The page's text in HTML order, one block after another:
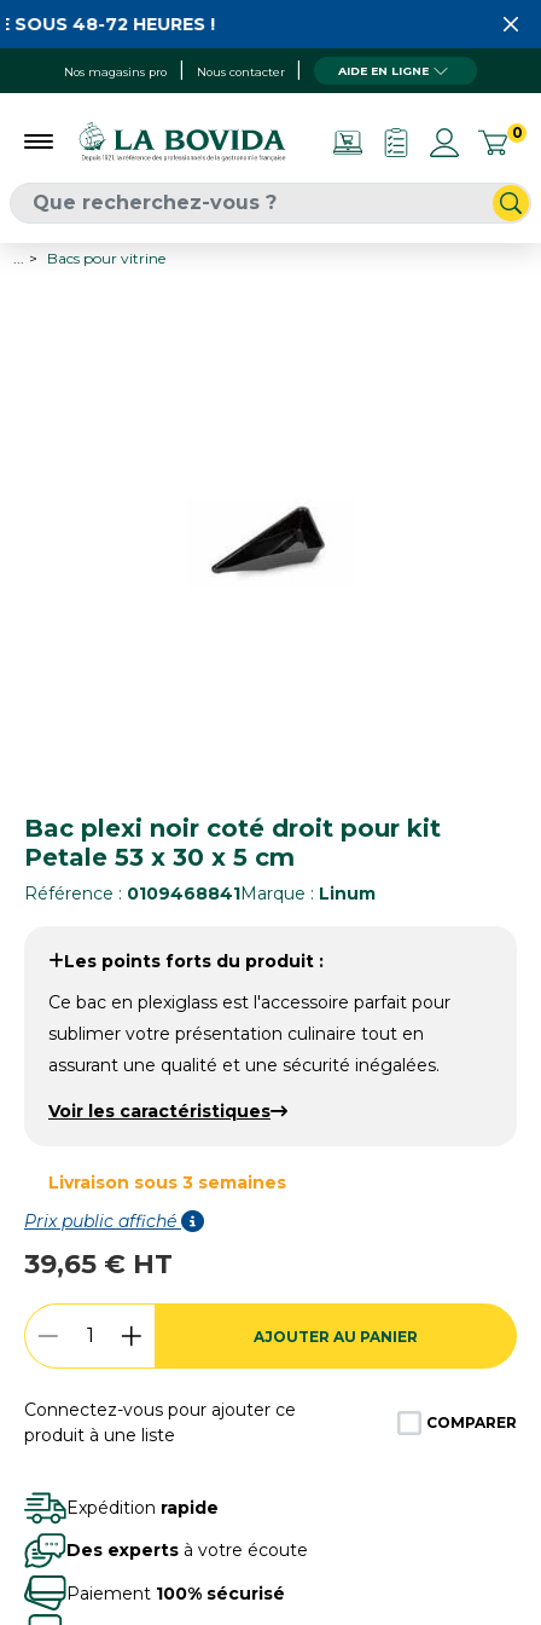
Nos magasins pro Nous contacter AIDE EN LIGNE
0
48-72 HEURES !
Bacs pour vitrine
Bac plexi noir coté droit pour kit
Petale 53 x 30 x 5 cm
Référence : 0109468841Marque : Linum
Les points forts du produit :
Ce bac en plexiglass est l'accessoire parfait pour
sublimer votre présentation culinaire tout en
assurant une qualité et une sécurité inégalées.
Voir les caractéristiques
Livraison sous 3 semaines
Prix public affiché
39,65 € HT
AJOUTER AU PANIER
Connectez-vous pour ajouter ce
produit à une liste
COMPARER
Expédition rapide
Des experts à votre écoute
Paiement 100% sécurisé